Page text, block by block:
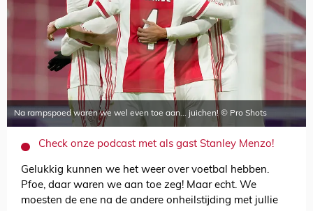
Na rampspoed waren we wel even toe aan... juichen! © Pro Shots
Check onze podcast met als gast Stanley Menzo!
Gelukkig kunnen we het weer over voetbal hebben.
Pfoe, daar waren we aan toe zeg! Maar echt. We
moesten de ene na de andere onheilstijding met jullie